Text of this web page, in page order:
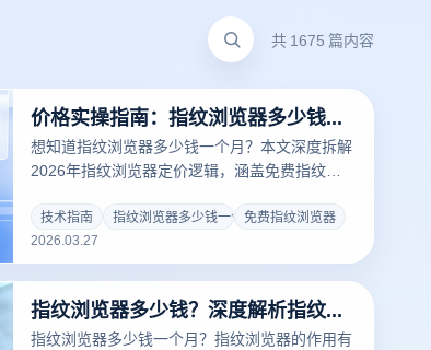
共 1675 篇内容
价格实操指南：指纹浏览器多少钱一个月？免费指纹浏览器避坑攻略
想知道指纹浏览器多少钱一个月？本文深度拆解
2026年指纹浏览器定价逻辑，涵盖免费指纹浏
离黑科技，为您提供极具性价比的跨平台多账号
防关联方案，助您在出海征程中省钱更提效！
技术指南 指纹浏览器多少钱一个月免费指纹浏览器
2026.03.27
指纹浏览器多少钱？深度解析指纹浏览器的5大核心作用与价格陷阱
指纹浏览器多少钱一个月？指纹浏览器的作用有